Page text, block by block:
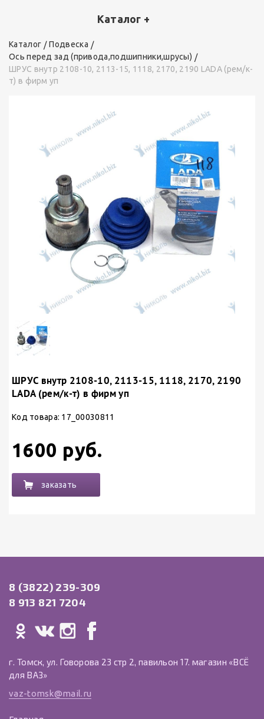
Каталог +
Каталог
Подвеска
Ось перед зад (привода,подшипники,шрусы)
ШРУС внутр 2108-10, 2113-15, 1118, 2170, 2190 LADA (рем/к-
т) в фирм уп
ШРУС внутр 2108-10, 2113-15, 1118, 2170, 2190
LADA (рем/к-т) в фирм уп
Код товара: 17_00030811
1600 руб.
заказать
8 (3822) 239-309
8 913 821 7204
г. Томск, ул. Говорова 23 стр 2, павильон 17. магазин «ВСЁ
для ВАЗ»
vaz-tomsk@mail.ru